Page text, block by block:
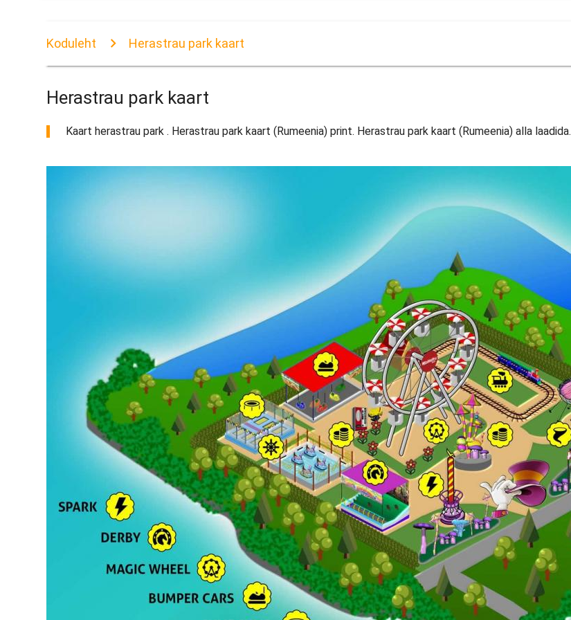
Koduleht Herastrau park kaart
Herastrau park kaart
Kaart herastrau park . Herastrau park kaart (Rumeenia) print. Herastrau park kaart (Rumeenia) alla laadida.